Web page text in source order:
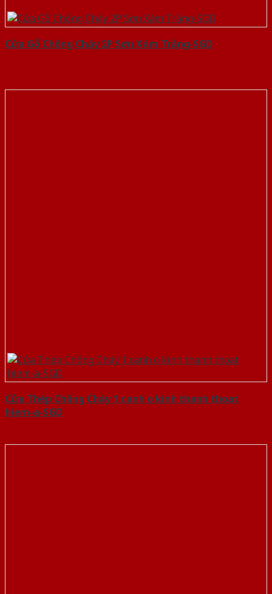
Cửa Gỗ Chống Cháy 2P Sơn Xám Trắng-SGD
Cửa Thép Chống Cháy 1 canh o kinh thanh thoat
hiem-a-SGD